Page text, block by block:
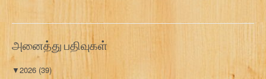
அனைத்து பதிவுகள்
▼2026 (39)